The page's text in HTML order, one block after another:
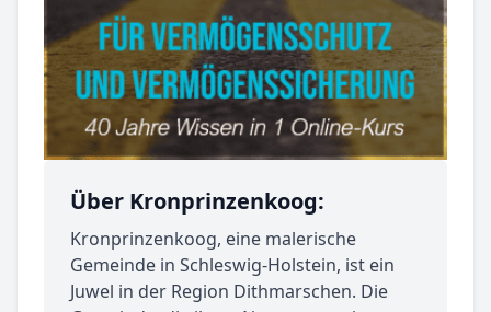
Über Kronprinzenkoog:
Kronprinzenkoog, eine malerische
Gemeinde in Schleswig-Holstein, ist ein
Juwel in der Region Dithmarschen. Die